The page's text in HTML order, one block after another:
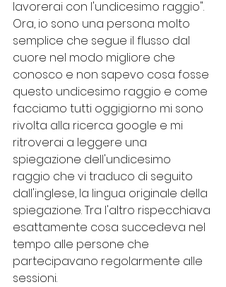
lavorerai con l'undicesimo raggio".
Ora, io sono una persona molto
semplice che segue il flusso dal
cuore nel modo migliore che
conosco e non sapevo cosa fosse
questo undicesimo raggio e come
facciamo tutti oggigiorno mi sono
rivolta alla ricerca google e mi
ritroverai a leggere una
spiegazione dell'undicesimo
raggio che vi traduco di seguito
dall'inglese, la lingua originale della
spiegazione. Tra l'altro rispecchiava
esattamente cosa succedeva nel
tempo alle persone che
partecipavano regolarmente alle
sessioni.